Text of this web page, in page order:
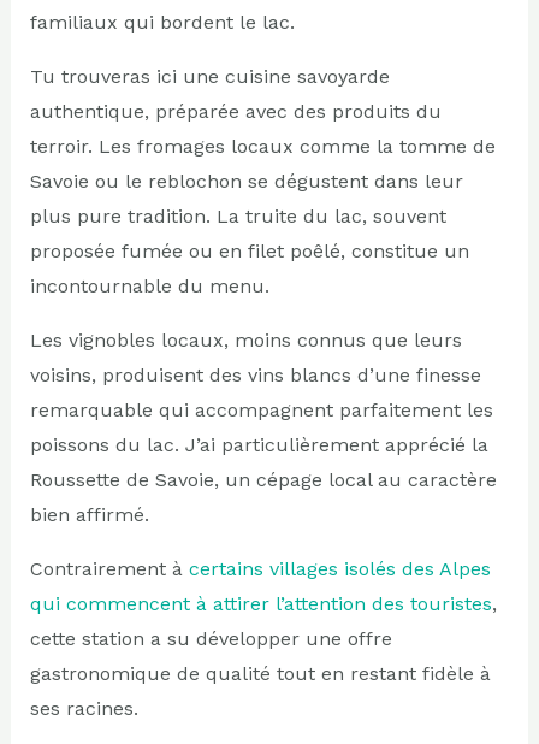
familiaux qui bordent le lac.
Tu trouveras ici une cuisine savoyarde
authentique, préparée avec des produits du
terroir. Les fromages locaux comme la tomme de
Savoie ou le reblochon se dégustent dans leur
plus pure tradition. La truite du lac, souvent
proposée fumée ou en filet poêlé, constitue un
incontournable du menu.
Les vignobles locaux, moins connus que leurs
voisins, produisent des vins blancs d’une finesse
remarquable qui accompagnent parfaitement les
poissons du lac. J’ai particulièrement apprécié la
Roussette de Savoie, un cépage local au caractère
bien affirmé.
Contrairement à certains villages isolés des Alpes
qui commencent à attirer l’attention des touristes,
cette station a su développer une offre
gastronomique de qualité tout en restant fidèle à
ses racines.